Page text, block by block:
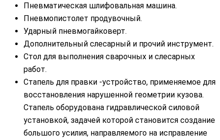
Пневматическая шлифовальная машина.
Пневмопистолет продувочный.
Ударный пневмогайковерт.
Дополнительный слесарный и прочий инструмент.
Стол для выполнения сварочных и слесарных
работ.
Стапель для правки -устройство, применяемое для
восстановления нарушенной геометрии кузова.
Стапель оборудована гидравлической силовой
установкой, задачей которой становится создание
большого усилия, направляемого на исправление